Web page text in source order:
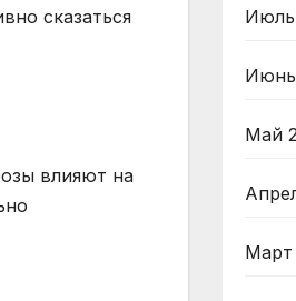
сказаться
влияют на
Июль
Июнь
Май
Март